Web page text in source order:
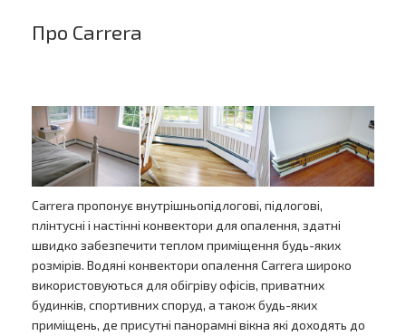
Про Carrera
Carrera пропонує внутрішньопідлогові, підлогові,
плінтусні і настінні конвектори для опалення, здатні
швидко забезпечити теплом приміщення будь-яких
розмірів. Водяні конвектори опалення Carrera широко
використовуються для обігріву офісів, приватних
будинків, спортивних споруд, а також будь-яких
приміщень, де присутні панорамні вікна які доходять до